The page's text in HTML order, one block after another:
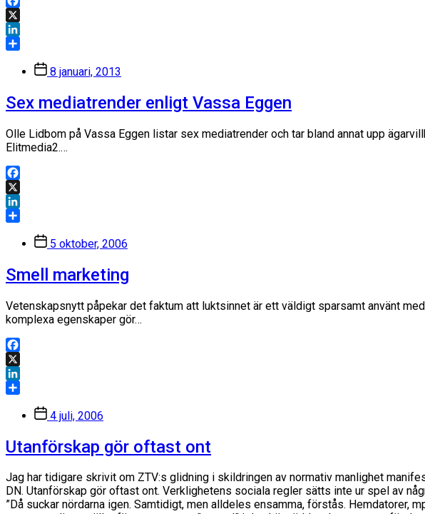
Facebook
X
LinkedIn
Inläggsdatum
8 januari, 2013
Sex mediatrender enligt Vassa Eggen
Olle Lidbom på Vassa Eggen listar sex mediatrender och tar bland annat upp
Elitmedia2.…
Facebook
X
LinkedIn
Inläggsdatum
5 oktober, 2006
Smell marketing
Vetenskapsnytt påpekar det faktum att luktsinnet är ett väldigt sparsamt använt
komplexa egenskaper gör…
Facebook
X
LinkedIn
Inläggsdatum
4 juli, 2006
Utanförskap gör oftast ont
Jag har tidigare skrivit om ZTV:s glidning i skildringen av normativ manlighet
DN. Utanförskap gör oftast ont. Verklighetens sociala regler sätts inte ur spel av
”Då suckar nördarna igen. Samtidigt, men alldeles ensamma, förstås. Hemdatorer,